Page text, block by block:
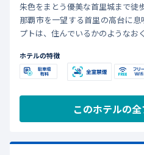
朱色をまとう優美な首里城まで徒
那覇市を一望する首里の高台に
プトは、住んでいるかのようなお
持つ新感覚ホテルでのご滞在をお
ホテルの特徴
このホテルの